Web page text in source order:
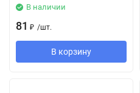
В наличии
81 ₽ /шт.
В корзину